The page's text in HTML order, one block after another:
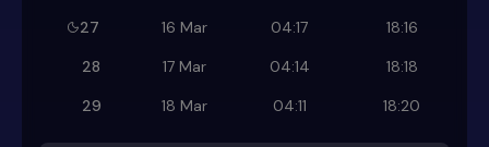
27
16 Mar 04:17
18:16
28
17 Mar 04:14
18:18
29
18 Mar 04:11 18:20